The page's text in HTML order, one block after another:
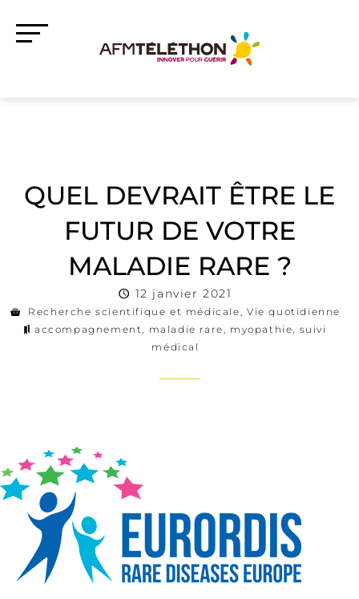
QUEL DEVRAIT ÊTRE LE
FUTUR DE VOTRE
MALADIE RARE ?
12 janvier 2021
Recherche scientifique et médicale, Vie quotidienne
accompagnement, maladie rare, myopathie, suivi
médical